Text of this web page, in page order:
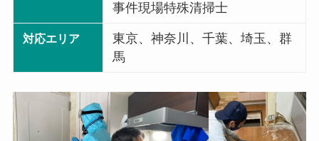
事件現場特殊清掃士
対応エリア
東京、神奈川、千葉、埼玉、群
馬